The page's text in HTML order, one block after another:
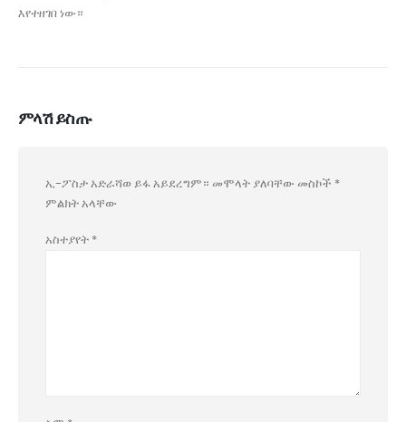
እየተዘገበ ነው።
ምላሽ ይስጡ
ኢ-ፖስታ አድራሻወ ይፋ አይደረግም። መሞላት ያለባቸው መስኮች *
ምልክት አላቸው
አስተያየት *